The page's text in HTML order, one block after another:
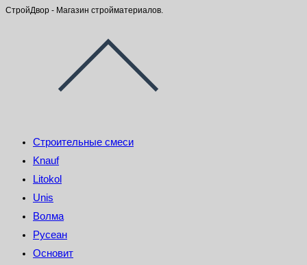
СтройДвор - Магазин стройматериалов.
Строительные смеси
Knauf
Litokol
Unis
Волма
Русеан
Основит